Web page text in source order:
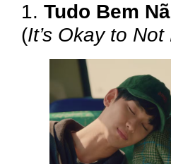
1. Tudo Bem
(It’s Okay to